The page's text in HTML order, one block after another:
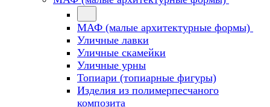
МАФ (малые архитектурные формы)
Уличные лавки
Уличные скамейки
Уличные урны
Топиари (топиарные фигуры)
Изделия из полимерпесчаного
композита